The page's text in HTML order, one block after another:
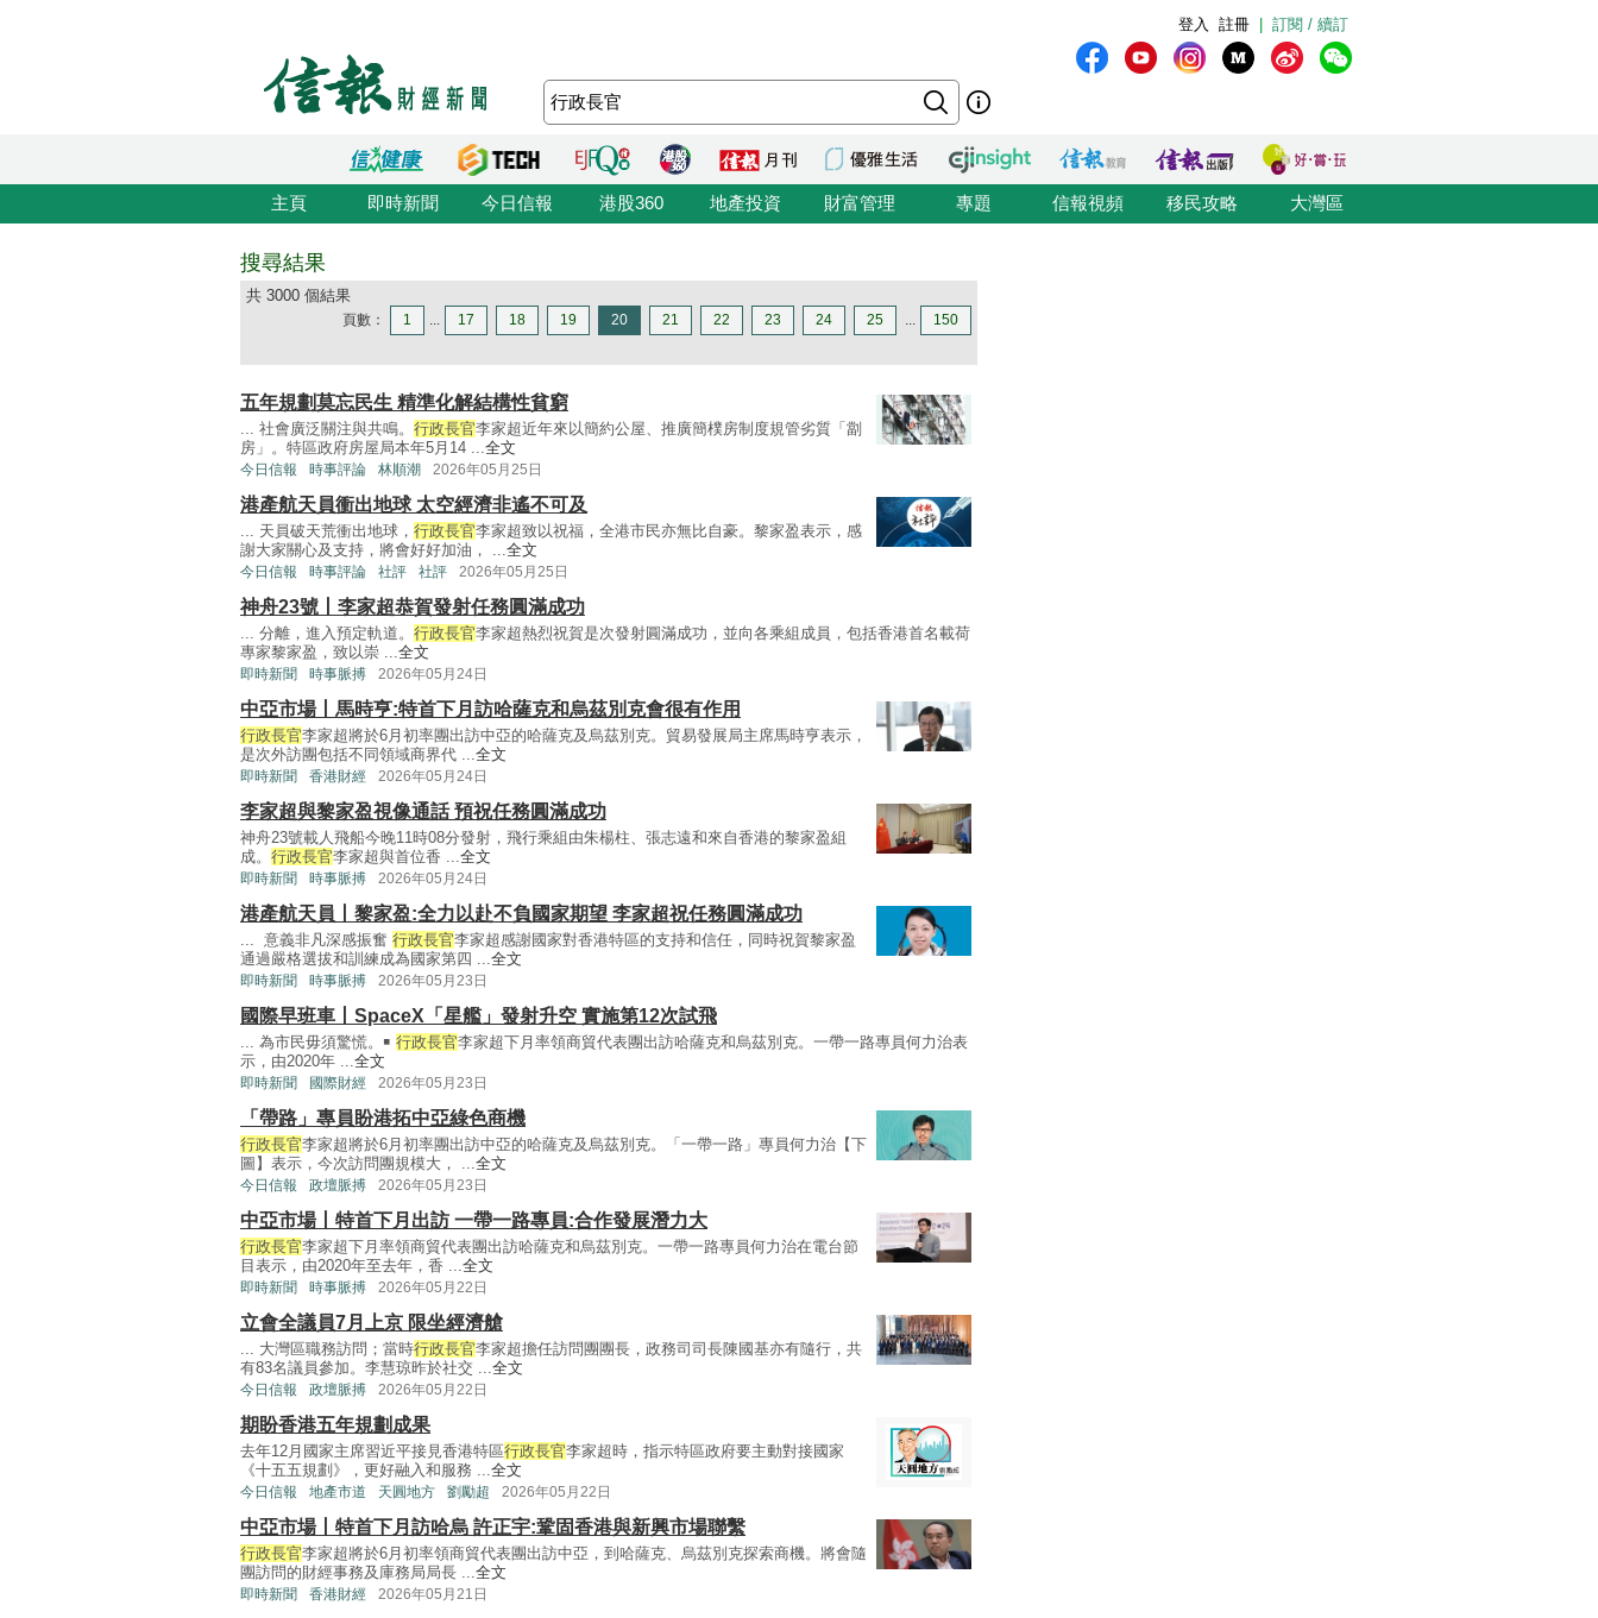
訂閱 / 續訂
註冊
登入
主頁 即時新聞 今日信報 港股360 地產投資 財富管理 專題 信報視頻 移民攻略 大灣區
搜尋結果
共 3000 個結果
頁數： 1 ... 17 18 19 20 21 22 23 24 25 ... 150
五年規劃莫忘民生 精準化解結構性貧窮
... 社會廣泛關注與共鳴。 行政長官李家超近年來以簡約公屋、推廣簡樸房制度規管劣質「劏
房」。特區政府房屋局本年5月14 ...全文
今日信報 時事評論 林順潮 2026年05月25日
港產航天員衝出地球 太空經濟非遙不可及
... 天員破天荒衝出地球， 行政長官李家超致以祝福，全港市民亦無比自豪。黎家盈表示，感
謝大家關心及支持，將會好好加油， ...全文
今日信報 時事評論 社評 社評 2026年05月25日
神舟23號丨李家超恭賀發射任務圓滿成功
... 分離，進入預定軌道。 行政長官李家超熱烈祝賀是次發射圓滿成功，並向各乘組成員，包括香港首名載荷
專家黎家盈，致以崇 ...全文
即時新聞 時事脈搏 2026年05月24日
中亞市場丨馬時亨:特首下月訪哈薩克和烏茲別克會很有作用
行政長官李家超將於6月初率團出訪中亞的哈薩克及烏茲別克。貿易發展局主席馬時亨表示，
是次外訪團包括不同領域商界代 ...全文
即時新聞 香港財經 2026年05月24日
李家超與黎家盈視像通話 預祝任務圓滿成功
神舟23號載人飛船今晚11時08分發射，飛行乘組由朱楊柱、張志遠和來自香港的黎家盈組
成。 行政長官李家超與首位香 ...全文
即時新聞 時事脈搏 2026年05月24日
港產航天員丨黎家盈:全力以赴不負國家期望 李家超祝任務圓滿成功
... 意義非凡深感振奮 行政長官李家超感謝國家對香港特區的支持和信任，同時祝賀黎家盈
通過嚴格選拔和訓練成為國家第四 ...全文
即時新聞 時事脈搏 2026年05月23日
國際早班車丨SpaceX「星艦」發射升空 實施第12次試飛
... 為市民毋須驚慌。￭ 行政長官李家超下月率領商貿代表團出訪哈薩克和烏茲別克。一帶一路專員何力治表
示，由2020年 ...全文
即時新聞 國際財經 2026年05月23日
「帶路」專員盼港拓中亞綠色商機
行政長官李家超將於6月初率團出訪中亞的哈薩克及烏茲別克。「一帶一路」專員何力治【下
圖】表示，今次訪問團規模大， ...全文
今日信報 政壇脈搏 2026年05月23日
中亞市場丨特首下月出訪 一帶一路專員:合作發展潛力大
行政長官李家超下月率領商貿代表團出訪哈薩克和烏茲別克。一帶一路專員何力治在電台節
目表示，由2020年至去年，香 ...全文
即時新聞 時事脈搏 2026年05月22日
立會全議員7月上京 限坐經濟艙
... 大灣區職務訪問；當時行政長官李家超擔任訪問團團長，政務司司長陳國基亦有隨行，共
有83名議員參加。李慧琼昨於社交 ...全文
今日信報 政壇脈搏 2026年05月22日
期盼香港五年規劃成果
去年12月國家主席習近平接見香港特區行政長官李家超時，指示特區政府要主動對接國家
《十五五規劃》，更好融入和服務 ...全文
今日信報 地產市道 天圓地方 劉勵超 2026年05月22日
中亞市場丨特首下月訪哈烏 許正宇:鞏固香港與新興市場聯繫
行政長官李家超將於6月初率領商貿代表團出訪中亞，到哈薩克、烏茲別克探索商機。將會隨
團訪問的財經事務及庫務局局長 ...全文
即時新聞 香港財經 2026年05月21日